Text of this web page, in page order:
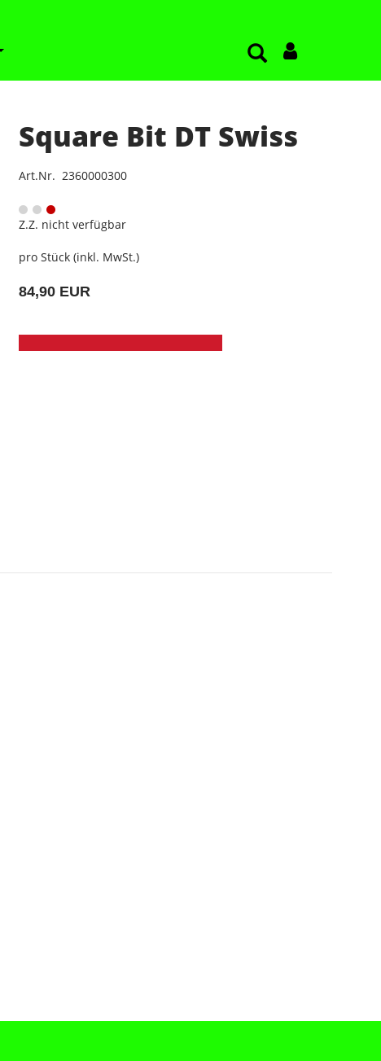
Square Bit DT Swiss
Art.Nr. 2360000300
Z.Z. nicht verfügbar
pro Stück (inkl. MwSt.)
84,90 EUR